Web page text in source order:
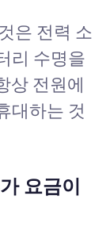
은 전력 소
리 수명을
상 전원에
대하는 것
요금이